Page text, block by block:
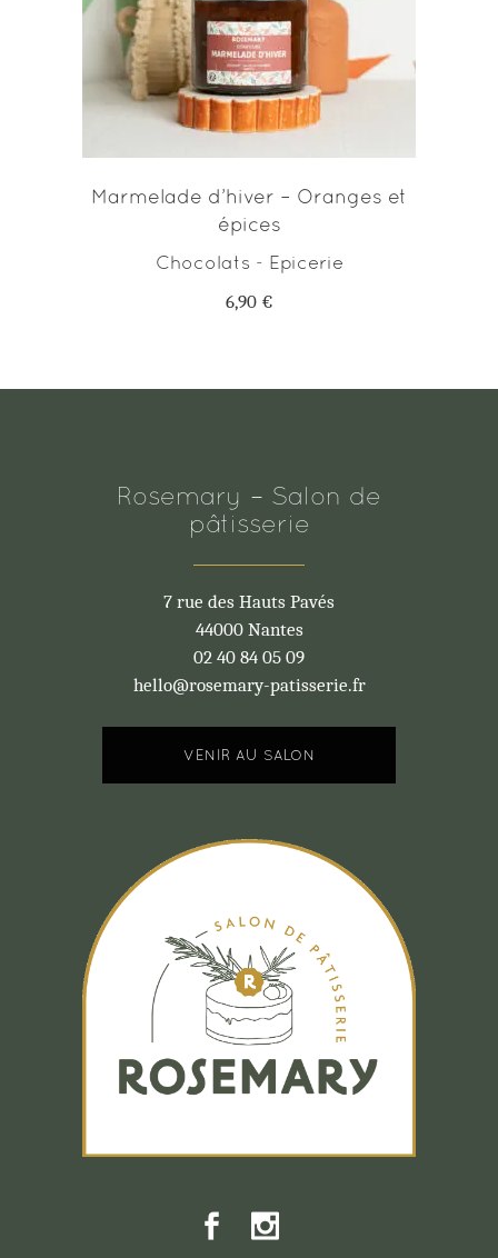
AJOUTER AU PANIER
Marmelade d’hiver – Oranges et
épices
Chocolats - Epicerie
6,90 €
Rosemary – Salon de
pâtisserie
7 rue des Hauts Pavés
44000 Nantes
02 40 84 05 09
hello@rosemary-patisserie.fr
VENIR AU SALON